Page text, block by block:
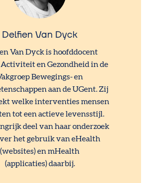
Delfien Van Dyck
Van Dyck is hoofddocent
en Gezondheid in de
Bewegings- en
aan de UGent. Zij
welke interventies mensen
tot een actieve levensstijl.
deel van haar onderzoek
het gebruik van eHealth
(websites) en mHealth
(applicaties) daarbij.